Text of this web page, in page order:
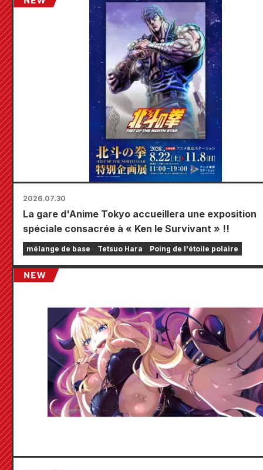
2026.07.30
La gare d'Anime Tokyo accueillera une exposition
spéciale consacrée à « Ken le Survivant » !!
mélange de base Tetsuo Hara Poing de l'étoile polaire